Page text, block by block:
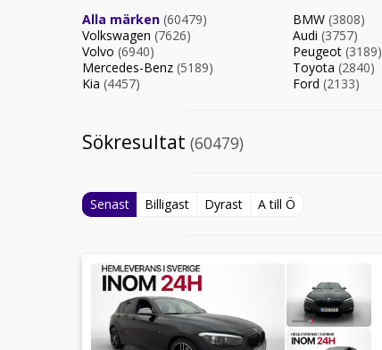
Alla märken (60479)
Volkswagen (7626)
Volvo (6940)
Mercedes-Benz (5189)
Kia (4457)
BMW (3808)
Audi (3757)
Peugeot (3189)
Toyota (2840)
Ford (2133)
Sökresultat (60479)
Senast Billigast Dyrast A till Ö